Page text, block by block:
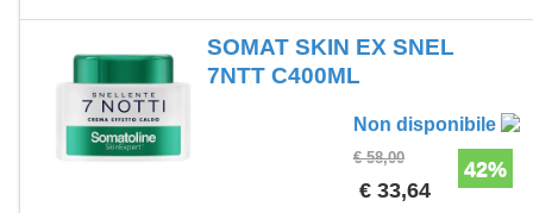
SOMAT SKIN EX SNEL
7NTT C400ML
Non disponibile
42%
€ 58,00
€ 33,64